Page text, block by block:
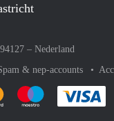
– Nederland
& nep-accounts
gemakkelijk af met Paypal
Je rekent gemakkelijk af
Je rekent